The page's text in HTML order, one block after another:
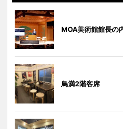
MOA美術館館長の
鳥満2階客席